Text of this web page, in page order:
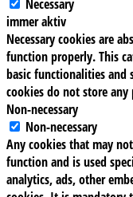
Necessary
immer aktiv
Necessary cookies are
function properly. This
basic functionalities and
cookies do not store
Non-necessary
Non-necessary
Any cookies that may
function and is used
analytics, ads, other